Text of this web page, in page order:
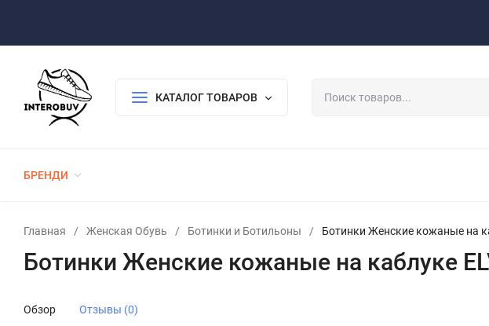
КАТАЛОГ ТОВАРОВ
БРЕНДИ
Главная / Женская Обувь / Ботинки и Ботильоны / Ботинки Женские кожаные на
Ботинки Женские кожаные на каблуке
Обзор Отзывы (0)